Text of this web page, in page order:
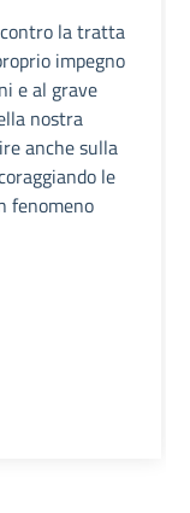
contro la tratta
impegno
e al grave
nostra
anche sulla
le
fenomeno